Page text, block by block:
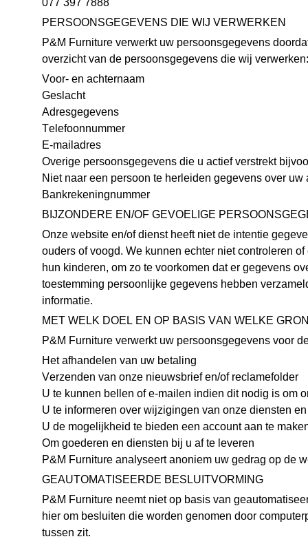
077 397 7888
PERSOONSGEGEVENS DIE WIJ VERWERKEN
P&M Furniture verwerkt uw persoonsgegevens
overzicht van de persoonsgegevens die wij verwerken:
Voor- en achternaam
Geslacht
Adresgegevens
Telefoonnummer
E-mailadres
Overige persoonsgegevens die u actief verstrekt
Niet naar een persoon te herleiden gegevens over
Bankrekeningnummer
BIJZONDERE EN/OF GEVOELIGE
Onze website en/of dienst heeft niet de intentie
ouders of voogd. We kunnen echter niet controleren
hun kinderen, om zo te voorkomen dat er gegevens
toestemming persoonlijke gegevens hebben
informatie.
MET WELK DOEL EN OP BASIS VAN WELKE
P&M Furniture verwerkt uw persoonsgegevens voor
Het afhandelen van uw betaling
Verzenden van onze nieuwsbrief en/of reclamefolder
U te kunnen bellen of e-mailen indien dit nodig is om
U te informeren over wijzigingen van onze diensten
U de mogelijkheid te bieden een account aan te
Om goederen en diensten bij u af te leveren
P&M Furniture analyseert anoniem uw gedrag op de
GEAUTOMATISEERDE BESLUITVORMING
P&M Furniture neemt niet op basis van
hier om besluiten die worden genomen door
tussen zit.